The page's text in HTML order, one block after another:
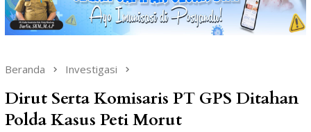
Beranda Investigasi
Dirut Serta Komisaris PT GPS Ditahan
Polda Kasus Peti Morut